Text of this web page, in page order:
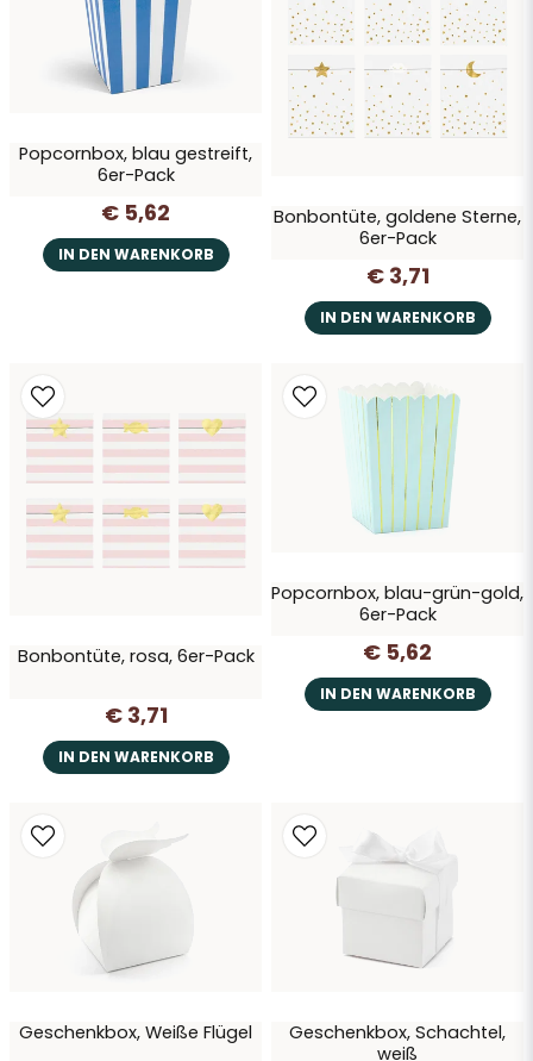
Frage senden
vor 4 Jahren
Snabb leverans och produkten stämde perfekt
Popcornbox, blau gestreift,
6er-Pack
€ 5,62
IN DEN WARENKORB
Bonbontüte, goldene Sterne,
6er-Pack
€ 3,71
IN DEN WARENKORB
Bonbontüte, rosa, 6er-Pack
€ 3,71
IN DEN WARENKORB
Popcornbox, blau-grün-gold,
6er-Pack
€ 5,62
IN DEN WARENKORB
Geschenkbox, Weiße Flügel
Geschenkbox, Schachtel,
weiß